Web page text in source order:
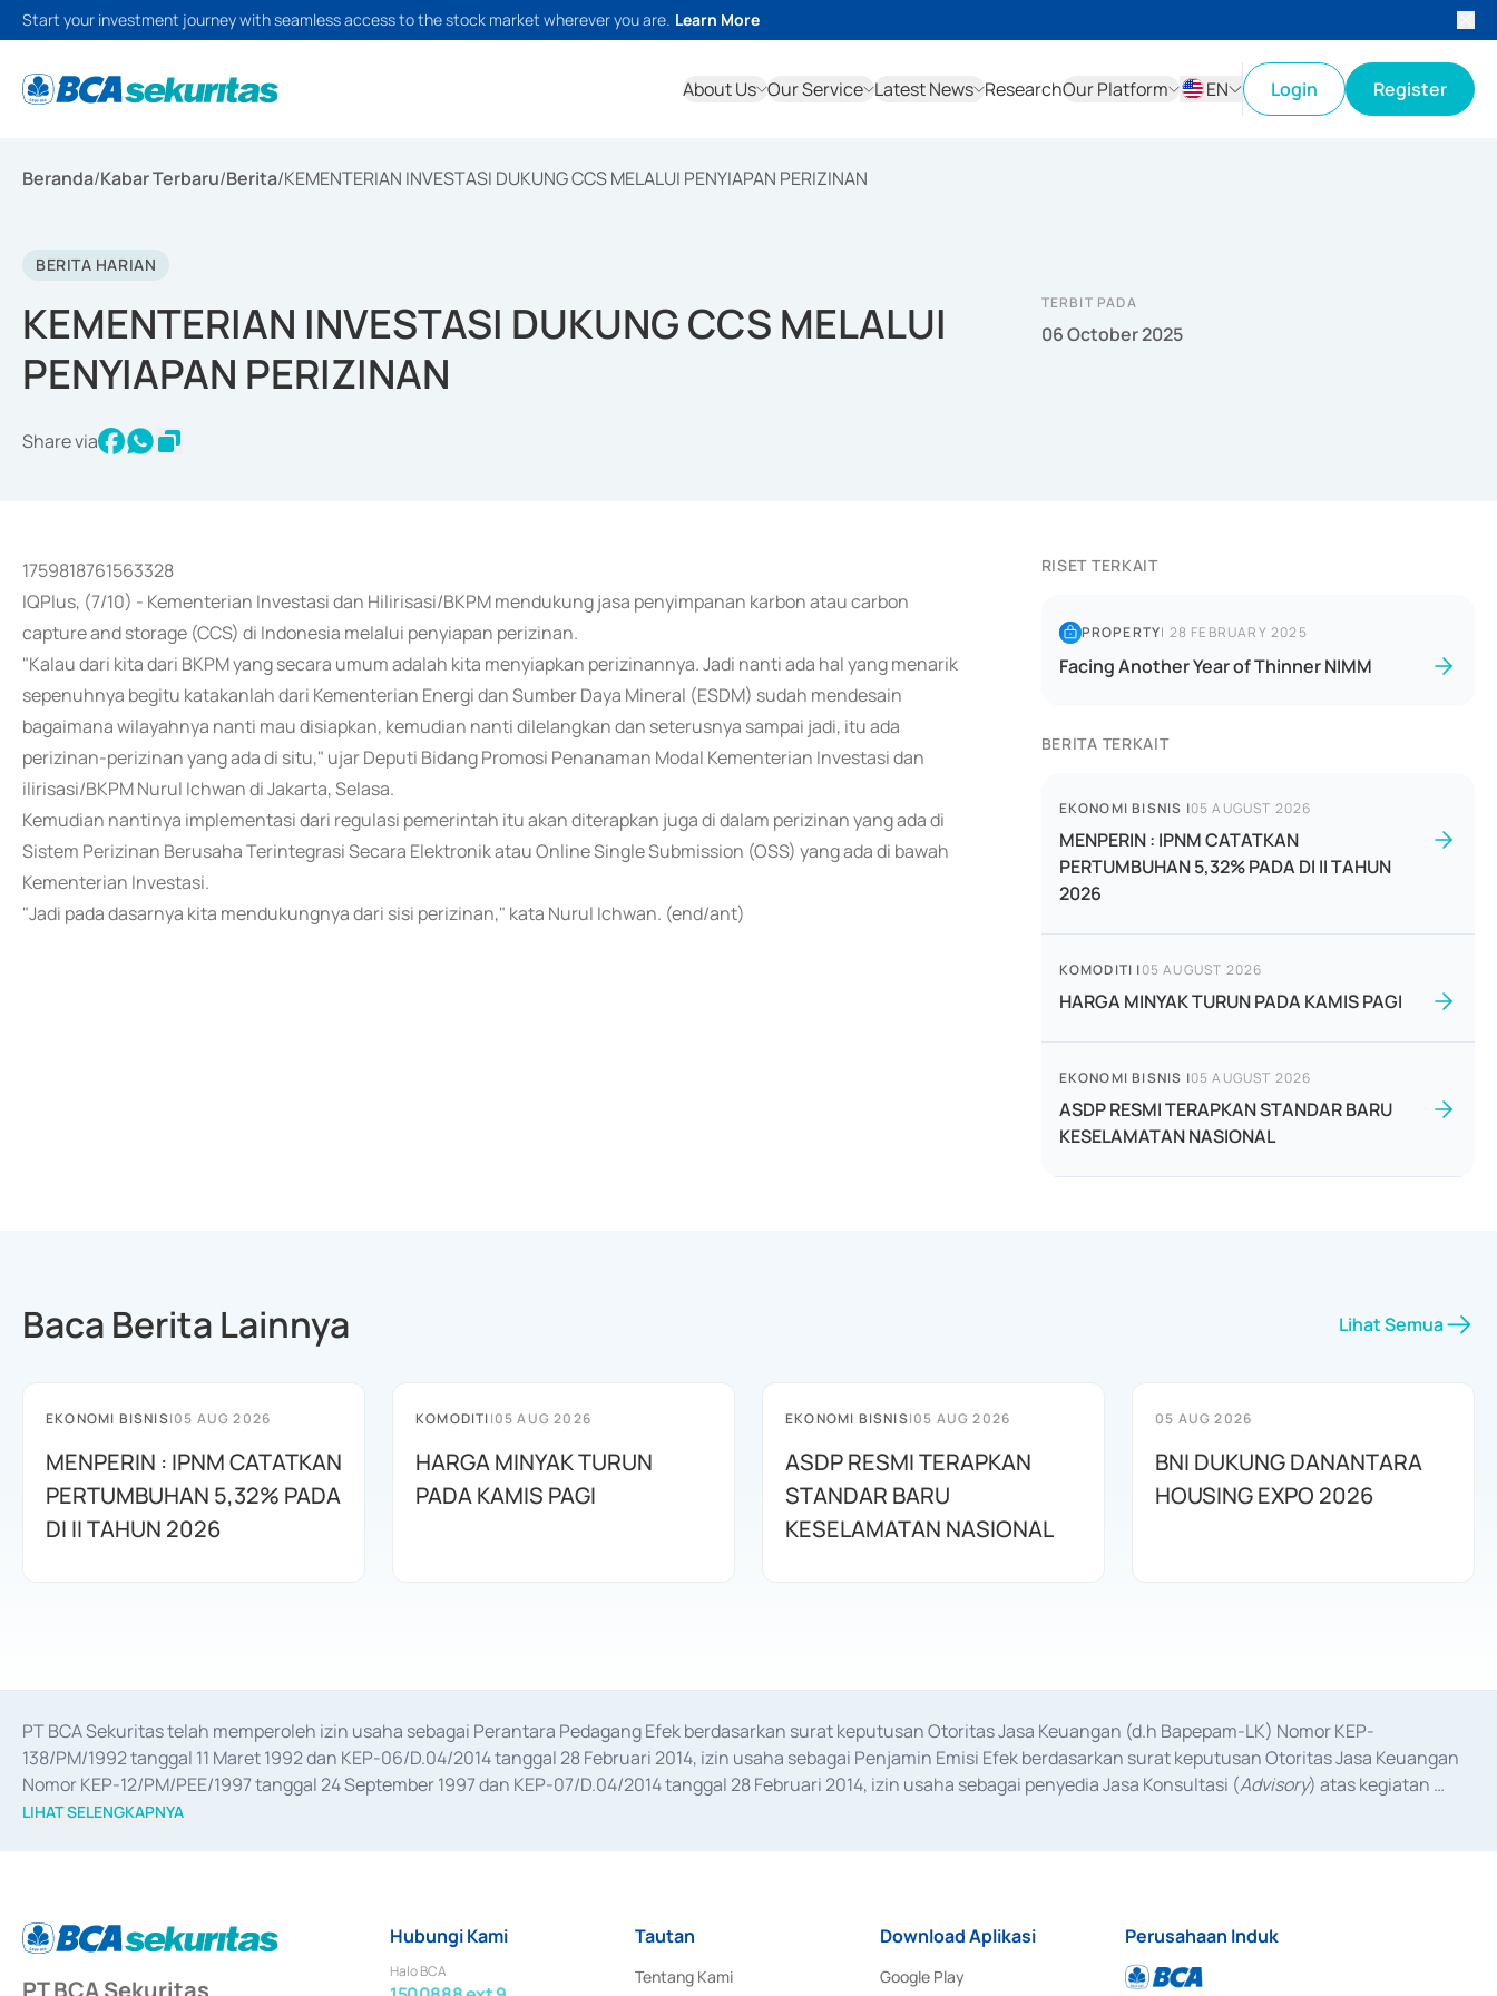
Start your investment journey with seamless access to the stock market wherever you are. Learn More
About Us Our Service Latest News ResearchOur Platform
EN
Login Register
Beranda/Kabar Terbaru/Berita/KEMENTERIAN INVESTASI DUKUNG CCS MELALUI PENYIAPAN PERIZINAN
BERITA HARIAN
KEMENTERIAN INVESTASI DUKUNG CCS MELALUI
PENYIAPAN PERIZINAN
Share via
TERBIT PADA
06 October 2025
1759818761563328
IQPlus, (7/10) - Kementerian Investasi dan Hilirisasi/BKPM mendukung jasa penyimpanan karbon atau carbon
capture and storage (CCS) di Indonesia melalui penyiapan perizinan.
"Kalau dari kita dari BKPM yang secara umum adalah kita menyiapkan perizinannya. Jadi nanti ada hal yang menarik
sepenuhnya begitu katakanlah dari Kementerian Energi dan Sumber Daya Mineral (ESDM) sudah mendesain
bagaimana wilayahnya nanti mau disiapkan, kemudian nanti dilelangkan dan seterusnya sampai jadi, itu ada
perizinan-perizinan yang ada di situ," ujar Deputi Bidang Promosi Penanaman Modal Kementerian Investasi dan
ilirisasi/BKPM Nurul Ichwan di Jakarta, Selasa.
Kemudian nantinya implementasi dari regulasi pemerintah itu akan diterapkan juga di dalam perizinan yang ada di
Sistem Perizinan Berusaha Terintegrasi Secara Elektronik atau Online Single Submission (OSS) yang ada di bawah
Kementerian Investasi.
"Jadi pada dasarnya kita mendukungnya dari sisi perizinan," kata Nurul Ichwan. (end/ant)
RISET TERKAIT
PROPERTY| 28 FEBRUARY 2025
Facing Another Year of Thinner NIMM
BERITA TERKAIT
EKONOMI BISNIS |05 AUGUST 2026
MENPERIN : IPNM CATATKAN
PERTUMBUHAN 5,32% PADA DI II TAHUN
2026
KOMODITI |05 AUGUST 2026
HARGA MINYAK TURUN PADA KAMIS PAGI
EKONOMI BISNIS |05 AUGUST 2026
ASDP RESMI TERAPKAN STANDAR BARU
KESELAMATAN NASIONAL
Baca Berita Lainnya Lihat Semua
EKONOMI BISNIS|05 AUG 2026
MENPERIN : IPNM CATATKAN
PERTUMBUHAN 5,32% PADA
DI II TAHUN 2026
KOMODITI|05 AUG 2026
HARGA MINYAK TURUN
PADA KAMIS PAGI
EKONOMI BISNIS|05 AUG 2026
ASDP RESMI TERAPKAN
STANDAR BARU
KESELAMATAN NASIONAL
05 AUG 2026
BNI DUKUNG DANANTARA
HOUSING EXPO 2026
PT BCA Sekuritas telah memperoleh izin usaha sebagai Perantara Pedagang Efek berdasarkan surat keputusan Otoritas Jasa Keuangan (d.h Bapepam-LK) Nomor KEP-
138/PM/1992 tanggal 11 Maret 1992 dan KEP-06/D.04/2014 tanggal 28 Februari 2014, izin usaha sebagai Penjamin Emisi Efek berdasarkan surat keputusan Otoritas Jasa Keuangan
Nomor KEP-12/PM/PEE/1997 tanggal 24 September 1997 dan KEP-07/D.04/2014 tanggal 28 Februari 2014, izin usaha sebagai penyedia Jasa Konsultasi (Advisory) atas kegiatan
merger, akuisisi, divestasi, dan
LIHAT SELENGKAPNYA
PT BCA Sekuritas
Hubungi Kami
Halo BCA
Tautan
Tentang Kami
Download Aplikasi
Google Play
Perusahaan Induk